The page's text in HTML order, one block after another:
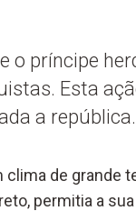
o príncipe
Esta
a república.
clima de grande
permitia a sua